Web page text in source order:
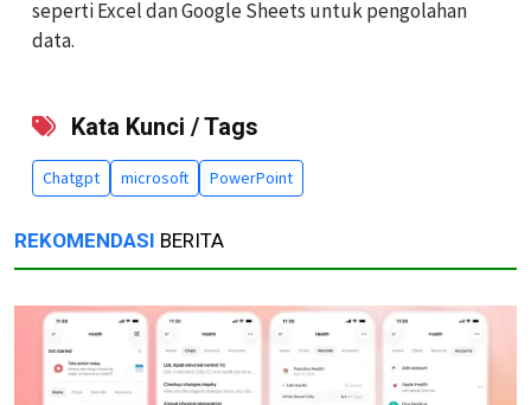
seperti Excel dan Google Sheets untuk pengolahan
data.
Kata Kunci / Tags
Chatgpt microsoft PowerPoint
REKOMENDASI BERITA